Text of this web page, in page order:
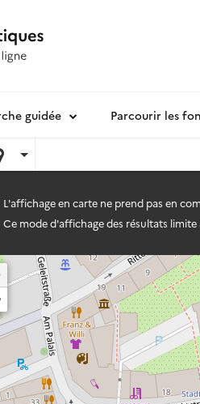
guidée Parcourir les
L'affichage en carte ne prend pas en
Ce mode d'affichage des résultats